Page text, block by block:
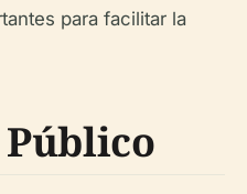
para facilitar la